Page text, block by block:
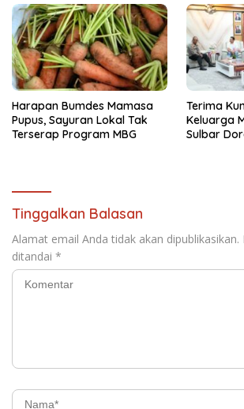
Harapan Bumdes Mamasa
Pupus, Sayuran Lokal Tak
Terserap Program MBG
Terima
Keluarga
Sulbar
Tinggalkan Balasan
Alamat email Anda tidak akan dipublikasikan.
ditandai *